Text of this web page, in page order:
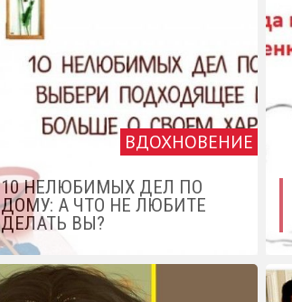
ВДОХНОВЕНИЕ
10 НЕЛЮБИМЫХ ДЕЛ ПО
ДОМУ: А ЧТО НЕ ЛЮБИТЕ
ДЕЛАТЬ ВЫ?